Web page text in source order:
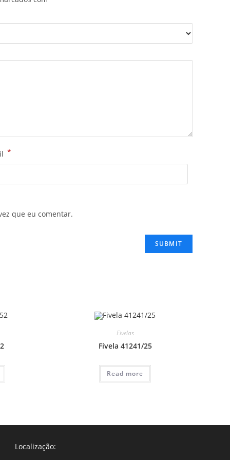
*
que eu comentar.
Fivelas
Fivela 41241/25
Read more
Localização: